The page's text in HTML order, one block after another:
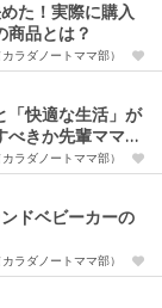
た！実際に購入
商品とは？
ラダノートママ部）
「快適な生活」が
きか先輩ママに
ラダノートママ部）
ドベビーカーの
ラダノートママ部）